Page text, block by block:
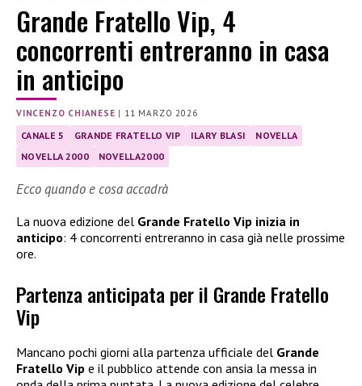
Grande Fratello Vip, 4
concorrenti entreranno in casa
in anticipo
VINCENZO CHIANESE | 11 MARZO 2026
CANALE 5 GRANDE FRATELLO VIP ILARY BLASI
NOVELLA
NOVELLA 2000
NOVELLA2000
Ecco quando e cosa accadrà
La nuova edizione del Grande Fratello Vip inizia in
anticipo: 4 concorrenti entreranno in casa già nelle prossime
ore.
Partenza anticipata per il Grande Fratello
Vip
Mancano pochi giorni alla partenza ufficiale del Grande
Fratello Vip e il pubblico attende con ansia la messa in